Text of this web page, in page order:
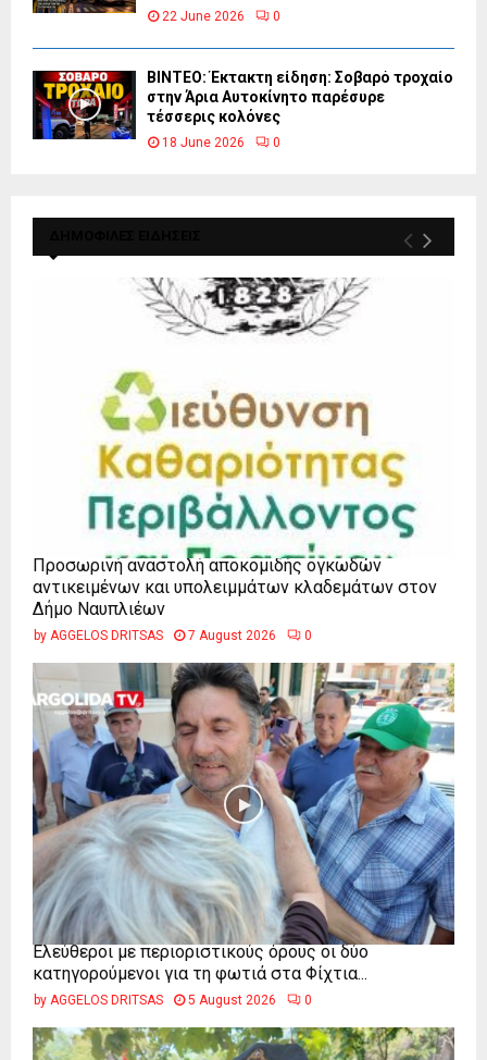
22 June 2026 0
ΒΙΝΤΕΟ: Έκτακτη είδηση: Σοβαρό τροχαίο
στην Άρια Αυτοκίνητο παρέσυρε
τέσσερις κολόνες
18 June 2026 0
Προσωρινή αναστολή αποκομιδής ογκωδών
αντικειμένων και υπολειμμάτων κλαδεμάτων στον
Δήμο Ναυπλιέων
by AGGELOS DRITSAS 7 August 2026 0
Ελεύθεροι με περιοριστικούς όρους οι δύο
κατηγορούμενοι για τη φωτιά στα Φίχτια...
by AGGELOS DRITSAS 5 August 2026 0